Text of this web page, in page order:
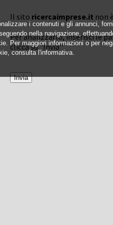
Il sito ricercaimprese.it non
Per analizzarlo, inserisci le
clicca su "Invia"
i contenuti e gli annunci,
nella navigazione,
Per maggiori informazioni o per
consulta l'informativa.